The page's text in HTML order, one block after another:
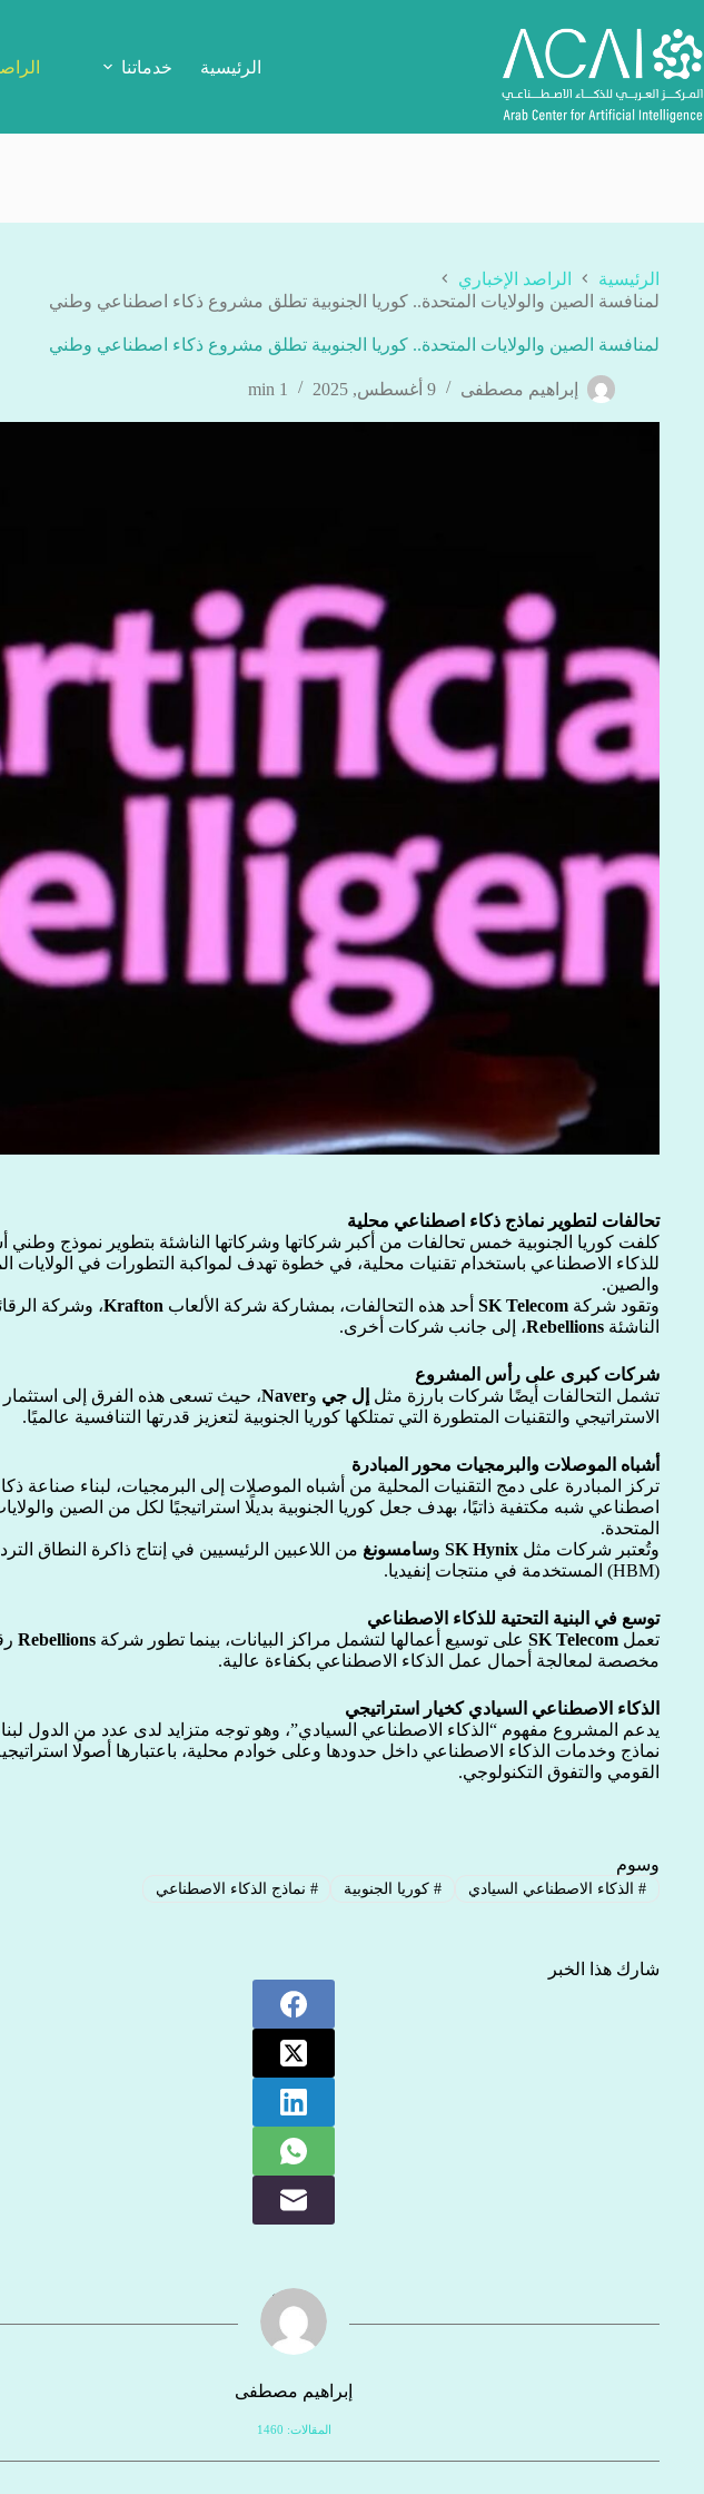
إلى
المحتوى
الرئيسية خدماتنا
الرئيسية
الراصد الإخباري
لمنافسة الصين والولايات المتحدة.. كوريا الجنوبية تطلق مشروع ذكاء اصطناعي وطني
لمنافسة الصين والولايات المتحدة.. كوريا الجنوبية تطلق مشروع ذكاء اصطناعي وطني
إبراهيم مصطفى 9 أغسطس, 2025 1 min
تحالفات لتطوير نماذج ذكاء اصطناعي محلية
كلفت كوريا الجنوبية خمس تحالفات من أكبر شركاتها وشركاتها الناشئة بتطوير نموذج
للذكاء الاصطناعي باستخدام تقنيات محلية، في خطوة تهدف لمواكبة التطورات في الولايات
والصين.
وتقود شركة SK Telecom أحد هذه التحالفات، بمشاركة شركة الألعاب Krafton، وشركة
الناشئة Rebellions، إلى جانب شركات أخرى.
شركات كبرى على رأس المشروع
تشمل التحالفات أيضًا شركات بارزة مثل إل جي وNaver، حيث تسعى هذه الفرق إلى استثمار
الاستراتيجي والتقنيات المتطورة التي تمتلكها كوريا الجنوبية لتعزيز قدرتها التنافسية عالميًا.
أشباه الموصلات والبرمجيات محور المبادرة
تركز المبادرة على دمج التقنيات المحلية من أشباه الموصلات إلى البرمجيات، لبناء صناعة
اصطناعي شبه مكتفية ذاتيًا، بهدف جعل كوريا الجنوبية بديلًا استراتيجيًا لكل من الصين
المتحدة.
وتُعتبر شركات مثل SK Hynix وسامسونغ من اللاعبين الرئيسيين في إنتاج ذاكرة النطاق
(HBM) المستخدمة في منتجات إنفيديا.
توسع في البنية التحتية للذكاء الاصطناعي
تعمل SK Telecom على توسيع أعمالها لتشمل مراكز البيانات، بينما تطور شركة Rebellions
مخصصة لمعالجة أحمال عمل الذكاء الاصطناعي بكفاءة عالية.
الذكاء الاصطناعي السيادي كخيار استراتيجي
يدعم المشروع مفهوم “الذكاء الاصطناعي السيادي”، وهو توجه متزايد لدى عدد من الدول
نماذج وخدمات الذكاء الاصطناعي داخل حدودها وعلى خوادم محلية، باعتبارها أصولًا
القومي والتفوق التكنولوجي.
وسوم
#الذكاء الاصطناعي السيادي #كوريا الجنوبية # نماذج الذكاء الاصطناعي
شارك هذا الخبر
إبراهيم مصطفى
المقالات: 1460